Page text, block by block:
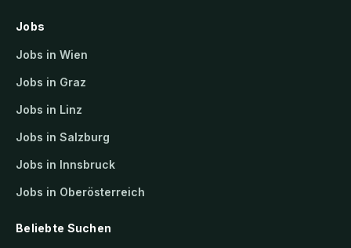
Jobs
Jobs in Wien
Jobs in Graz
Jobs in Linz
Jobs in Salzburg
Jobs in Innsbruck
Jobs in Oberösterreich
Beliebte Suchen